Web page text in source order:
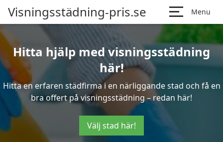
Visningsstädning-pris.se Menu
Hitta hjälp med visningsstädning
här!
Hitta en erfaren städfirma i en närliggande stad och få en
bra offert på visningsstädning – redan här!
Välj stad här!